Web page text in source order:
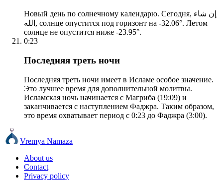
Новый день по солнечному календарю. Сегодня, إن شاء
الله, солнце опустится под горизонт на -32.06°. Летом
солнце не опустится ниже -23.95°.
0:23
Последняя треть ночи
Последняя треть ночи имеет в Исламе особое значение.
Это лучшее время для дополнительной молитвы.
Исламская ночь начинается с Магриба (19:09) и
заканчивается с наступлением Фаджра. Таким образом,
это время охватывает период с 0:23 до Фаджра (3:00).
Vremya Namaza
About us
Contact
Privacy policy